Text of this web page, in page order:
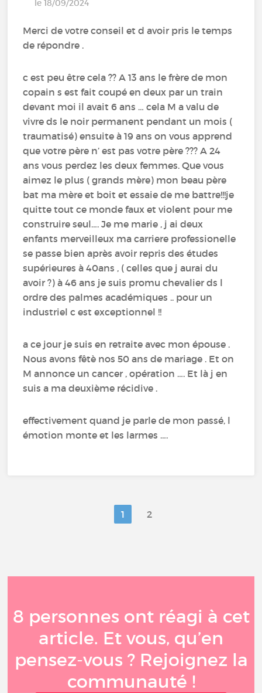
le 18/09/2024
Merci de votre conseil et d avoir pris le temps
de répondre .
c est peu être cela ?? A 13 ans le frère de mon
copain s est fait coupé en deux par un train
devant moi il avait 6 ans … cela M a valu de
vivre ds le noir permanent pendant un mois (
traumatisé) ensuite à 19 ans on vous apprend
que votre père n’ est pas votre père ??? A 24
ans vous perdez les deux femmes. Que vous
aimez le plus ( grands mère) mon beau père
bat ma mère et boit et essaie de me battre!!!je
quitte tout ce monde faux et violent pour me
construire seul…. Je me marie , j ai deux
enfants merveilleux ma carriere professionelle
se passe bien après avoir repris des études
supérieures à 40ans , ( celles que j aurai du
avoir ?) à 46 ans je suis promu chevalier ds l
ordre des palmes académiques .. pour un
industriel c est exceptionnel !!
a ce jour je suis en retraite avec mon épouse .
Nous avons fêtè nos 50 ans de mariage . Et on
M annonce un cancer , opération …. Et là j en
suis a ma deuxième récidive .
effectivement quand je parle de mon passé, l
émotion monte et les larmes ….
1 2
8 personnes ont réagi à cet
article. Et vous, qu’en
pensez-vous ? Rejoignez la
communauté !